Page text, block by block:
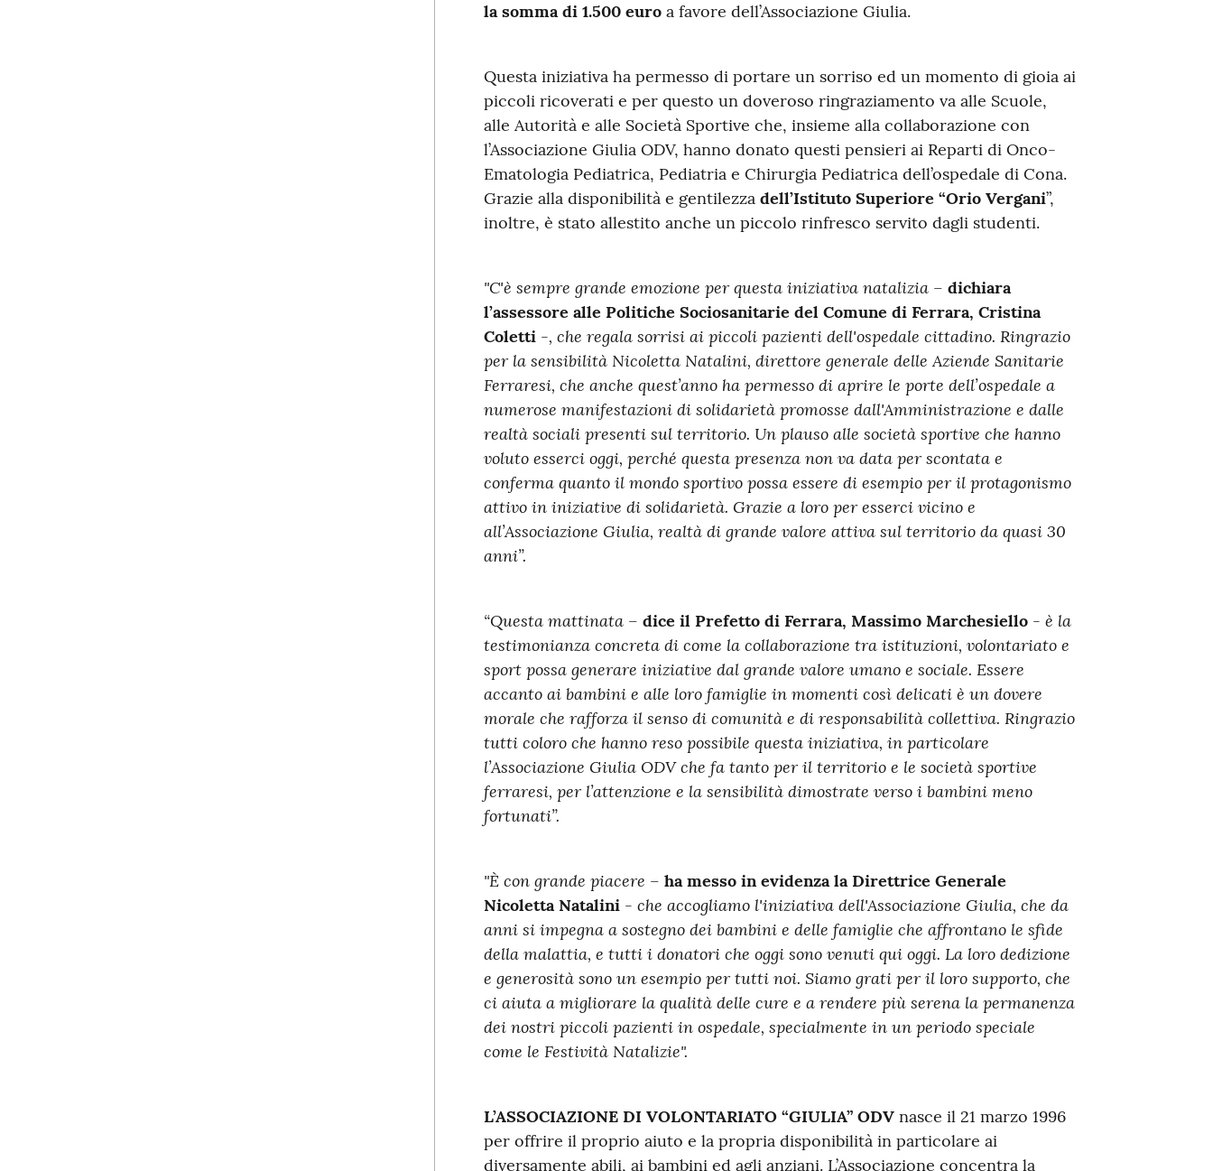
la somma di 1.500 euroa favore dell’Associazione Giulia.
Questa iniziativa ha permesso di portare un sorriso ed un momento di gioia ai
piccoli ricoverati e per questo un doveroso ringraziamento va alle Scuole,
alle Autorità e alle Società Sportive che, insieme alla collaborazione con
l’Associazione Giulia ODV, hanno donato questi pensieri ai Reparti di Onco-
Ematologia Pediatrica, Pediatria e Chirurgia Pediatrica dell’ospedale di Cona.
Grazie alla disponibilità e gentilezza dell’Istituto Superiore “Orio Vergani”,
inoltre, è stato allestito anche un piccolo rinfresco servito dagli studenti.
"C'è sempre grande emozione per questa iniziativa natalizia – dichiara
l’assessore alle Politiche Sociosanitarie del Comune di Ferrara, Cristina
Coletti -, che regala sorrisi ai piccoli pazienti dell'ospedale cittadino. Ringrazio
per la sensibilità Nicoletta Natalini, direttore generale delle Aziende Sanitarie
Ferraresi, che anche quest’anno ha permesso di aprire le porte dell’ospedale a
numerose manifestazioni di solidarietà promosse dall'Amministrazione e dalle
realtà sociali presenti sul territorio. Un plauso alle società sportive che hanno
voluto esserci oggi, perché questa presenza non va data per scontata e
conferma quanto il mondo sportivo possa essere di esempio per il protagonismo
attivo in iniziative di solidarietà. Grazie a loro per esserci vicino e
all’Associazione Giulia, realtà di grande valore attiva sul territorio da quasi 30
anni”.
“Questa mattinata – dice il Prefetto di Ferrara, Massimo Marchesiello - è la
testimonianza concreta di come la collaborazione tra istituzioni, volontariato e
sport possa generare iniziative dal grande valore umano e sociale. Essere
accanto ai bambini e alle loro famiglie in momenti così delicati è un dovere
morale che rafforza il senso di comunità e di responsabilità collettiva. Ringrazio
tutti coloro che hanno reso possibile questa iniziativa, in particolare
l’Associazione Giulia ODV che fa tanto per il territorio e le società sportive
ferraresi, per l’attenzione e la sensibilità dimostrate verso i bambini meno
fortunati”.
"È con grande piacere – ha messo in evidenza la Direttrice Generale
Nicoletta Natalini - che accogliamo l'iniziativa dell'Associazione Giulia, che da
anni si impegna a sostegno dei bambini e delle famiglie che affrontano le sfide
della malattia, e tutti i donatori che oggi sono venuti qui oggi. La loro dedizione
e generosità sono un esempio per tutti noi. Siamo grati per il loro supporto, che
ci aiuta a migliorare la qualità delle cure e a rendere più serena la permanenza
dei nostri piccoli pazienti in ospedale, specialmente in un periodo speciale
come le Festività Natalizie".
L’ASSOCIAZIONE DI VOLONTARIATO “GIULIA” ODVnasce il 21 marzo 1996
per offrire il proprio aiuto e la propria disponibilità in particolare ai
diversamente abili, ai bambini ed agli anziani. L’Associazione concentra la